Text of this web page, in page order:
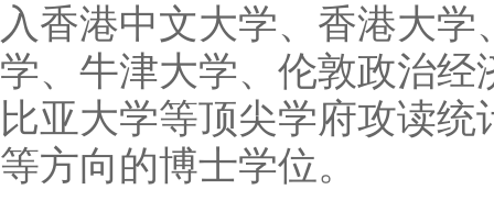
入香港中文大学、香港大
学、牛津大学、伦敦政治
比亚大学等顶尖学府攻读
等方向的博士学位。